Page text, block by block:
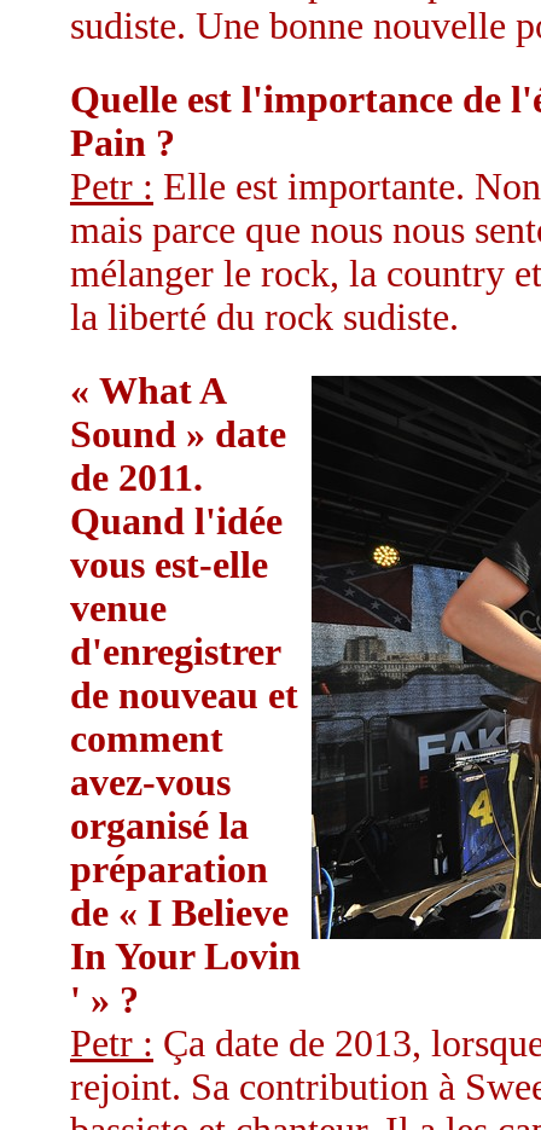
sudiste. Une bonne nouvelle
Quelle est l'importance de
Pain ?
Petr : Elle est importante.
mais parce que nous nous
mélanger le rock, la country
la liberté du rock sudiste.
« What A
Sound » date
de 2011.
Quand l'idée
vous est-elle
venue
d'enregistrer
de nouveau et
comment
avez-vous
organisé la
préparation
de « I Believe
In Your Lovin
' » ?
Petr : Ça date de 2013,
rejoint. Sa contribution à